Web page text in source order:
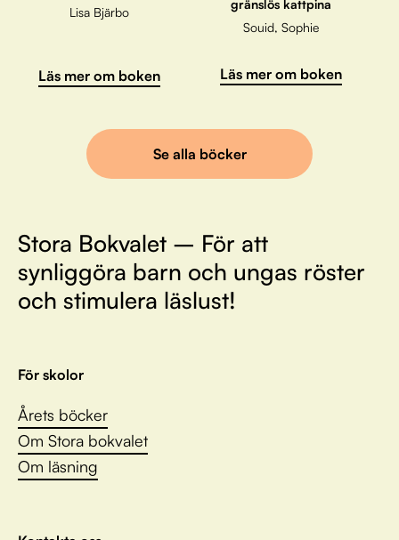
Lisa Bjärbo
Läs mer om boken
gränslös kattpina
Souid, Sophie
Läs mer om boken
Se alla böcker
Stora Bokvalet – För att
synliggöra barn och ungas röster
och stimulera läslust!
För skolor
Årets böcker
Om Stora bokvalet
Om läsning